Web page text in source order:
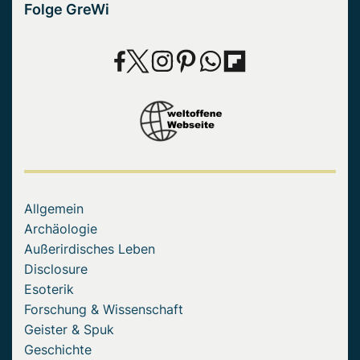
Folge GreWi
Allgemein
Archäologie
Außerirdisches Leben
Disclosure
Esoterik
Forschung & Wissenschaft
Geister & Spuk
Geschichte